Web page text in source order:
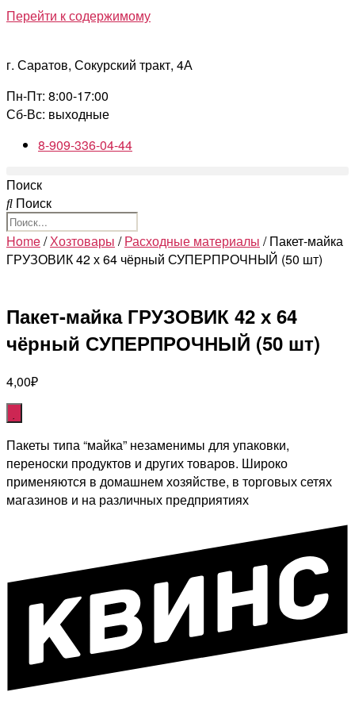
Перейти к содержимому
г. Саратов, Сокурский тракт, 4А
Пн-Пт: 8:00-17:00
Сб-Вс: выходные
8-909-336-04-44
Поиск
Поиск
Home/Хозтовары /Расходные материалы / Пакет-майка
ГРУЗОВИК 42 х 64 чёрный СУПЕРПРОЧНЫЙ (50 шт)
Пакет-майка ГРУЗОВИК 42 х 64
чёрный СУПЕРПРОЧНЫЙ (50 шт)
4,00₽
Пакеты типа “майка” незаменимы для упаковки,
переноски продуктов и других товаров. Широко
применяются в домашнем хозяйстве, в торговых сетях
магазинов и на различных предприятиях